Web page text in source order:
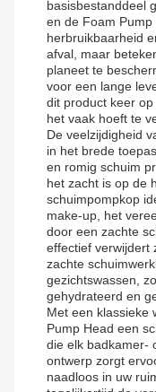
basisbestanddeel
en de Foam
herbruikbaarheid
afval, maar
planeet te
voor een lange
dit product keer
het vaak hoeft te
De veelzijdigheid
in het brede
en romig schuim
het zacht is op de
schuimpompkop
make-up, het
door een zachte
effectief verwijdert
zachte
gezichtswassen,
gehydrateerd en
Met een klassieke
Pump Head een
die elk badkamer-
ontwerp zorgt
naadloos in uw